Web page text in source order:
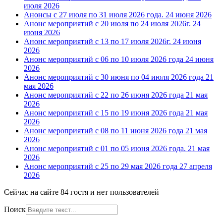
июля 2026
Анонсы с 27 июля по 31 июля 2026 года. 24 июня 2026
Анонс мероприятий с 20 июля по 24 июля 2026г. 24
июня 2026
Анонс мероприятий с 13 по 17 июля 2026г. 24 июня
2026
Анонс мероприятий с 06 по 10 июля 2026 года 24 июня
2026
Анонс мероприятий с 30 июня по 04 июля 2026 года 21
мая 2026
Анонс мероприятий с 22 по 26 июня 2026 года 21 мая
2026
Анонс мероприятий с 15 по 19 июня 2026 года 21 мая
2026
Анонс мероприятий с 08 по 11 июня 2026 года 21 мая
2026
Анонс мероприятий с 01 по 05 июня 2026 года. 21 мая
2026
Анонс мероприятий с 25 по 29 мая 2026 года 27 апреля
2026
Сейчас на сайте 84 гостя и нет пользователей
Поиск